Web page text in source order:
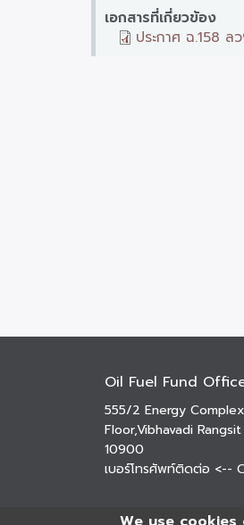
เอกสารที่เกี่ยวข้อง
ประกาศ ฉ.158 ล
Oil Fuel Fund
555/2 Energy
Floor,Vibhavadi
10900
เบอร์โทรศัพท์ติดต่อ <--